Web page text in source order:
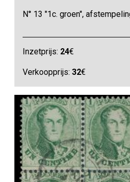
N° 13 "1c. groen",
Inzetprijs: 24€
Verkoopprijs:32€